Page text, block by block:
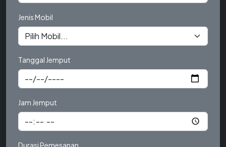
Jenis Mobil
Tanggal Jemput
Jam Jemput
Durasi Pemesanan